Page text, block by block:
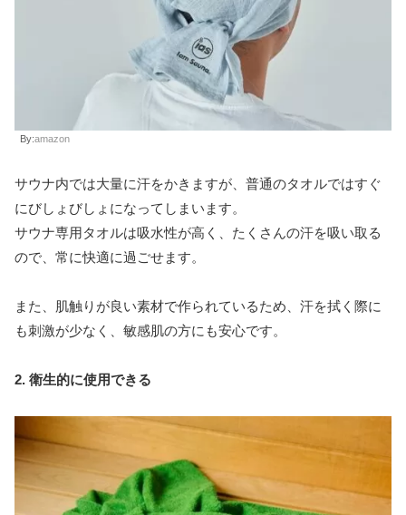
By:amazon
サウナ内では大量に汗をかきますが、普通のタオルではすぐ
にびしょびしょになってしまいます。
サウナ専用タオルは吸水性が高く、たくさんの汗を吸い取る
ので、常に快適に過ごせます。
また、肌触りが良い素材で作られているため、汗を拭く際に
も刺激が少なく、敏感肌の方にも安心です。
2. 衛生的に使用できる